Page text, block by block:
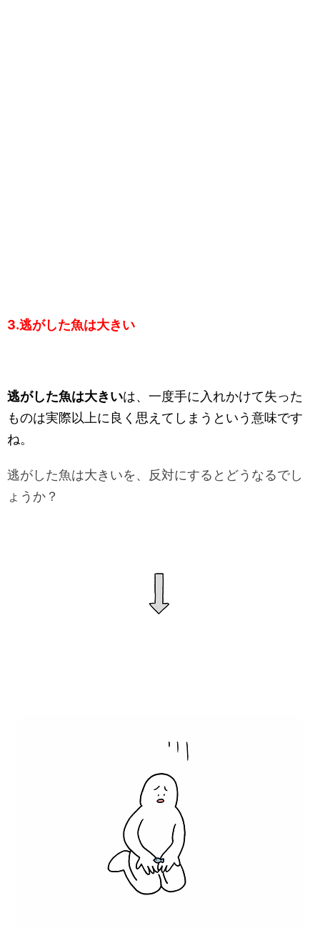
3.逃がした魚は大きい
逃がした魚は大きいは、一度手に入れかけて失った
ものは実際以上に良く思えてしまうという意味です
ね。
逃がした魚は大きいを、反対にするとどうなるでし
ょうか？